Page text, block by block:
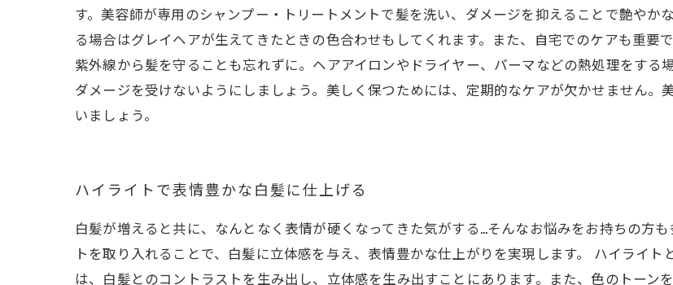
す。美容師が専用のシャンプー・トリートメントで髪を洗い、ダメージを抑えることで艶やか
る場合はグレイヘアが生えてきたときの色合わせもしてくれます。また、自宅でのケアも重要
紫外線から髪を守ることも忘れずに。ヘアアイロンやドライヤー、パーマなどの熱処理をする
ダメージを受けないようにしましょう。美しく保つためには、定期的なケアが欠かせません
いましょう。
ハイライトで表情豊かな白髪に仕上げる
白髪が増えると共に、なんとなく表情が硬くなってきた気がする…そんなお悩みをお持ちの方
トを取り入れることで、白髪に立体感を与え、表情豊かな仕上がりを実現します。 ハイライ
は、白髪とのコントラストを生み出し、立体感を生み出すことにあります。また、色のトーン